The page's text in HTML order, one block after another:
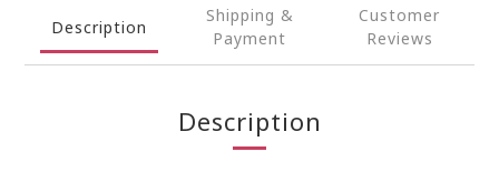
Description
Shipping &
Payment
Customer
Reviews
Description